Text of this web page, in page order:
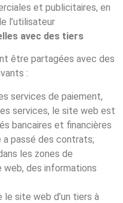
et publicitaires, en
l’utilisateur
avec des tiers
être partagées avec des
:
services de paiement,
services, le site web est
bancaires et financières
passé des contrats;
les zones de
des informations
le site web d’un tiers à